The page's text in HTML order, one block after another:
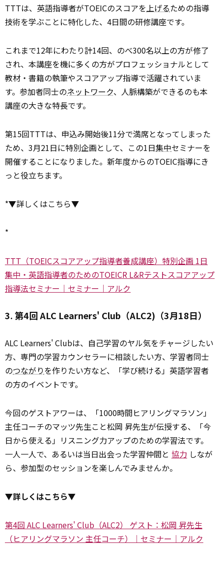
TTTは、英語指導者がTOEICのスコアを上げるための指導
技術を学ぶことに特化した、4日間の研修講座です。
これまで12年にわたり計14回、のべ300名以上の方が修了
され、本講座を機に多くの方がプロフェッショナルとして
教材・書籍の執筆やスコアアップ指導で活躍されていま
す。参加者同士のネットワーク、人脈構築ができるのも本
講座の大きな特長です。
第15回TTTは、申込み開始後11分で満席となってしまった
ため、3月21日に特別企画として、この1日集中セミナーを
開催することになりました。新年度からのTOEIC指導にき
っと役立ちます。
*▼詳しくはこちら▼
*
TTT（TOEICスコアアップ指導者養成講座）特別企画 1日
集中・英語指導者のためのTOEICR L&Rテストスコアアップ
指導法セミナー｜セミナー｜アルク
3. 第4回 ALC Learners' Club（ALC2)（3月18日）
ALC Learners' Clubは、自己学習のヤル気をチャージしたい
方、専門の学習カウンセラーに相談したい方、学習者同士
のつながりを作りたい方など、「学び続ける」英語学習者
の方のイベントです。
今回のゲストアワーは、「1000時間ヒアリングマラソン」
主任コーチのマッツ先生こと松岡 昇先生が伝授する、「今
日から使える」リスニング力アップのための学習法です。
一人一人で、あるいは当日出会った学習仲間と 協力 しなが
ら、参加型のセッションを楽しんでみませんか。
▼詳しくはこちら▼
第4回 ALC Learners' Club（ALC2） ゲスト：松岡 昇先生
（ヒアリングマラソン 主任コーチ）｜セミナー｜アルク